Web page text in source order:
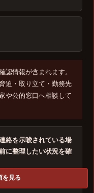
認情報が含まれます。
迫・取り立て・勤務先
や公的窓口へ相談して
絡を示唆されている場
に整理したい状況を確
を見る